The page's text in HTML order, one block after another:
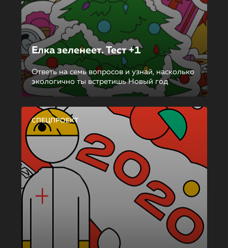
Елка зеленеет. Тест +1
Ответь на семь вопросов и узнай, насколько
экологично ты встретишь Новый год
СПЕЦПРОЕКТ